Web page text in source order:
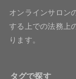
オンラインサロン
する上での法務上
ります。
タグで探す